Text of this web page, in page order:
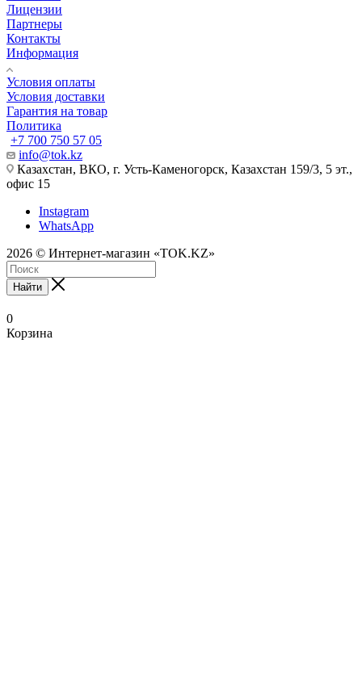
Лицензии
Партнеры
Контакты
Информация
Условия оплаты
Условия доставки
Гарантия на товар
Политика
+7 700 750 57 05
info@tok.kz
Казахстан, ВКО, г. Усть-Каменогорск, Казахстан 159/3, 5 эт.,
офис 15
Instagram
WhatsApp
2026 © Интернет-магазин «TOK.KZ»
Найти
0
Корзина